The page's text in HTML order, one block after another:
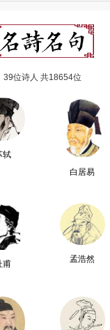
39位诗人 共18654位
轼
白居易
甫
孟浩然